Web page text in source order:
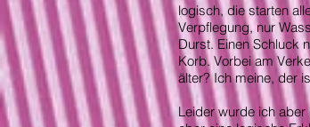
logisch, die starten
Verpflegung, nur
Durst. Einen Schluck
Korb. Vorbei am
älter? Ich meine, der
Leider wurde ich